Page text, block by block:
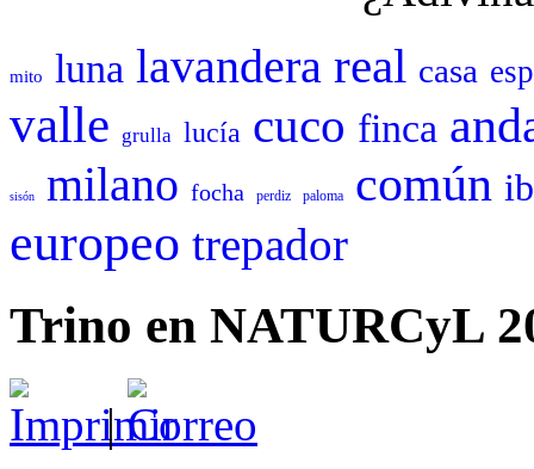
mito luna lavandera real casa
valle grulla lucía cuco finca
sisón milano focha perdiz paloma común
europeo trepador
Trino en NATURCyL
|